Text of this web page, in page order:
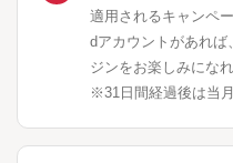
適用されるキャンペ
dアカウントがあれば
ジンをお楽しみになれ
※31日間経過後は当